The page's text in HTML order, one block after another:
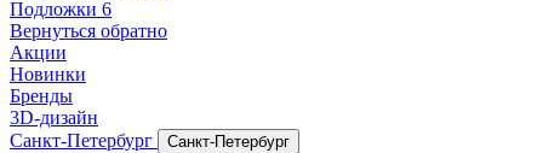
Подложки 6
Вернуться обратно
Акции
Новинки
Бренды
3D-дизайн
Санкт-Петербург
Санкт-Петербург